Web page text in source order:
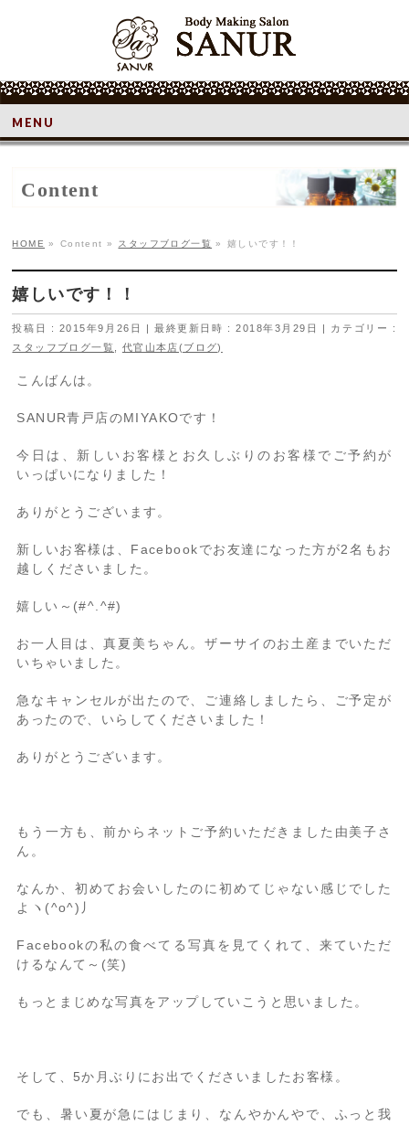
MENU
Content
HOME » Content » スタッフブログ一覧 » 嬉しいです！！
嬉しいです！！
投稿日 : 2015年9月26日 最終更新日時 : 2018年3月29日
カテゴリー :
スタッフブログ一覧
代官山本店(ブログ)
こんばんは。
SANUR青戸店のMIYAKOです！
今日は、新しいお客様とお久しぶりのお客様でご予約が
いっぱいになりました！
ありがとうございます。
新しいお客様は、Facebookでお友達になった方が2名もお
越しくださいました。
嬉しい～(#^.^#)
お一人目は、真夏美ちゃん。ザーサイのお土産までいただ
いちゃいました。
急なキャンセルが出たので、ご連絡しましたら、ご予定が
あったので、いらしてくださいました！
ありがとうございます。
もう一方も、前からネットご予約いただきました由美子さ
ん。
なんか、初めてお会いしたのに初めてじゃない感じでした
よヽ(^o^)丿
Facebookの私の食べてる写真を見てくれて、来ていただ
けるなんて～(笑)
もっとまじめな写真をアップしていこうと思いました。
そして、5か月ぶりにお出でくださいましたお客様。
でも、暑い夏が急にはじまり、なんやかんやで、ふっと我